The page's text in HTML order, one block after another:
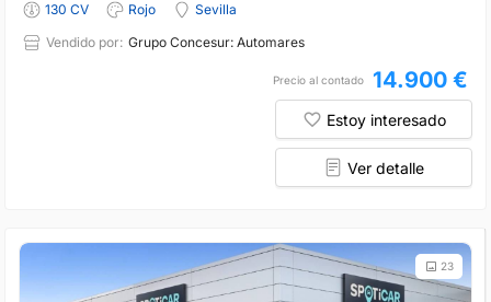
130 CV
Rojo
Sevilla
Vendido por: Grupo Concesur: Automares
Precio al contado 14.900 €
Estoy interesado
Ver detalle
23